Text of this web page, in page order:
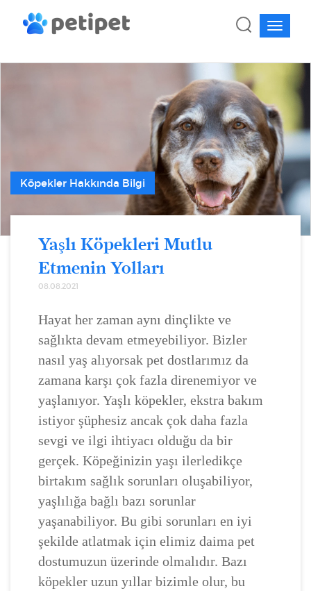
Köpekler Hakkında Bilgi
Yaşlı Köpekleri Mutlu
Etmenin Yolları
08.08.2021
Hayat her zaman aynı dinçlikte ve
sağlıkta devam etmeyebiliyor. Bizler
nasıl yaş alıyorsak pet dostlarımız da
zamana karşı çok fazla direnemiyor ve
yaşlanıyor. Yaşlı köpekler, ekstra bakım
istiyor şüphesiz ancak çok daha fazla
sevgi ve ilgi ihtiyacı olduğu da bir
gerçek. Köpeğinizin yaşı ilerledikçe
birtakım sağlık sorunları oluşabiliyor,
yaşlılığa bağlı bazı sorunlar
yaşanabiliyor. Bu gibi sorunları en iyi
şekilde atlatmak için elimiz daima pet
dostumuzun üzerinde olmalıdır. Bazı
köpekler uzun yıllar bizimle olur, bu